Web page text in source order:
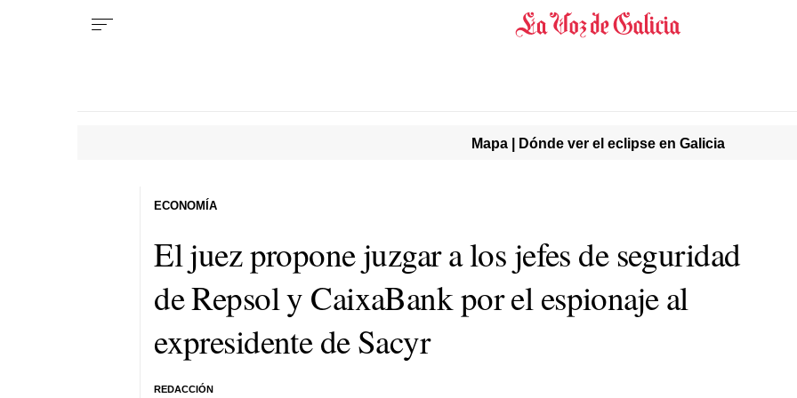
Mapa | Dónde ver el eclipse en Galicia
El juez propone juzgar a los jefes de seguridad
de Repsol y CaixaBank por el espionaje al
expresidente de Sacyr
REDACCIÓN
ECONOMÍA